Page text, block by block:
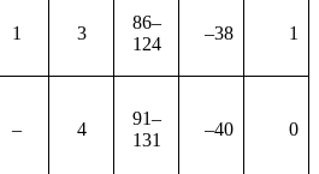
1 3
86–
124
–38 1
– 4
91–
131
–40 0